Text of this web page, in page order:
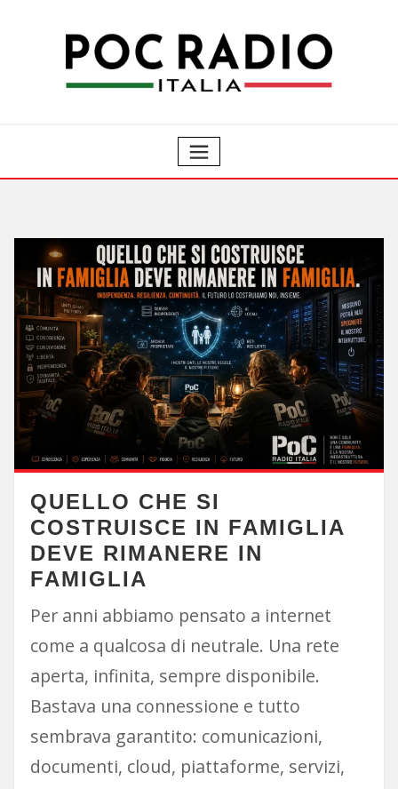
QUELLO CHE SI
COSTRUISCE IN FAMIGLIA
DEVE RIMANERE IN
FAMIGLIA
Per anni abbiamo pensato a internet
come a qualcosa di neutrale. Una rete
aperta, infinita, sempre disponibile.
Bastava una connessione e tutto
sembrava garantito: comunicazioni,
documenti, cloud, piattaforme, servizi,